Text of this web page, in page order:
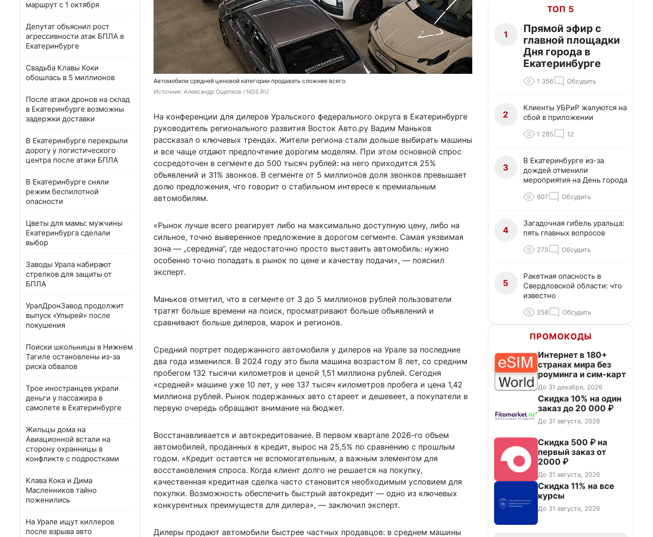
маршрут с 1 октября
Депутат объяснил рост
агрессивности атак БПЛА в
Екатеринбурге
Свадьба Клавы Коки
обошлась в 5 миллионов
После атаки дронов на склад
в Екатеринбурге возможны
задержки доставки
В Екатеринбурге перекрыли
дорогу у логистического
центра после атаки БПЛА
В Екатеринбурге сняли
режим беспилотной
опасности
Цветы для мамы: мужчины
Екатеринбурга сделали
выбор
Заводы Урала набирают
стрелков для защиты от
БПЛА
УралДронЗавод продолжит
выпуск «Упырей» после
покушения
Поиски школьницы в Нижнем
Тагиле остановлены из-за
риска обвалов
Трое иностранцев украли
деньги у пассажира в
самолете в Екатеринбурге
Жильцы дома на
Авиационной встали на
сторону охранницы в
конфликте с подростками
Клава Кока и Дима
Масленников тайно
поженились
На Урале ищут киллеров
после взрыва авто
Автомобили средней ценовой категории продавать сложнее всего
Источник: Александр Ощепков / NGS.RU
На конференции для дилеров Уральского федерального округа в Екатеринбурге
руководитель регионального развития Восток Авто.ру Вадим Маньков
рассказал о ключевых трендах. Жители региона стали дольше выбирать машины
и все чаще отдают предпочтение дорогим моделям. При этом основной спрос
сосредоточен в сегменте до 500 тысяч рублей: на него приходится 25%
объявлений и 31% звонков. В сегменте от 5 миллионов доля звонков превышает
долю предложения, что говорит о стабильном интересе к премиальным
автомобилям.
«Рынок лучше всего реагирует либо на максимально доступную цену, либо на
сильное, точно выверенное предложение в дорогом сегменте. Самая уязвимая
зона — „середина“, где недостаточно просто выставить автомобиль: нужно
особенно точно попадать в рынок по цене и качеству подачи», — пояснил
эксперт.
Маньков отметил, что в сегменте от 3 до 5 миллионов рублей пользователи
тратят больше времени на поиск, просматривают больше объявлений и
сравнивают больше дилеров, марок и регионов.
Средний портрет подержанного автомобиля у дилеров на Урале за последние
два года изменился. В 2024 году это была машина возрастом 8 лет, со средним
пробегом 132 тысячи километров и ценой 1,51 миллиона рублей. Сегодня
«средней» машине уже 10 лет, у нее 137 тысяч километров пробега и цена 1,42
миллиона рублей. Рынок подержанных авто стареет и дешевеет, а покупатели в
первую очередь обращают внимание на бюджет.
Восстанавливается и автокредитование. В первом квартале 2026-го объем
автомобилей, проданных в кредит, вырос на 25,5% по сравнению с прошлым
годом. «Кредит остается не вспомогательным, а важным элементом для
восстановления спроса. Когда клиент долго не решается на покупку,
качественная кредитная сделка часто становится необходимым условием для
покупки. Возможность обеспечить быстрый автокредит — одно из ключевых
конкурентных преимуществ для дилера», — заключил эксперт.
Дилеры продают автомобили быстрее частных продавцов: в среднем машины
ТОП 5
1
Прямой эфир с
главной площадки
Дня города в
Екатеринбурге
1 356 Обсудить
2
Клиенты УБРиР жалуются на
сбой в приложении
1 285 12
3
В Екатеринбурге из-за
дождей отменили
мероприятия на День города
607 Обсудить
4
Загадочная гибель уральца:
пять главных вопросов
273 Обсудить
5
Ракетная опасность в
Свердловской области: что
известно
258 Обсудить
ПРОМОКОДЫ
Интернет в 180+
странах мира без
роуминга и сим-карт
До 31 декабря, 2026
Скидка 10% на один
заказ до 20 000 ₽
До 31 августа, 2026
Скидка 500 ₽ на
первый заказ от
2000 ₽
До 31 августа, 2026
Скидка 11% на все
курсы
До 31 августа, 2026